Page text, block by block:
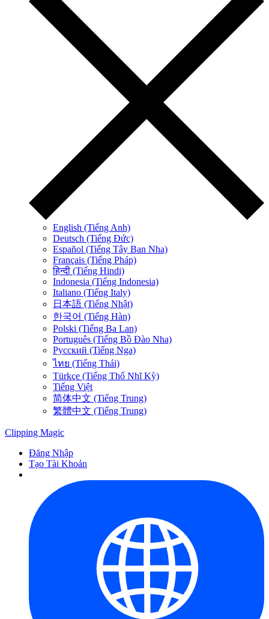
English (Tiếng Anh)
Deutsch (Tiếng Đức)
Español (Tiếng Tây Ban Nha)
Français (Tiếng Pháp)
हिन्दी (Tiếng Hindi)
Indonesia (Tiếng Indonesia)
Italiano (Tiếng Italy)
日本語 (Tiếng Nhật)
한국어 (Tiếng Hàn)
Polski (Tiếng Ba Lan)
Português (Tiếng Bồ Đào Nha)
Русский (Tiếng Nga)
ไทย (Tiếng Thái)
Türkçe (Tiếng Thổ Nhĩ Kỳ)
Tiếng Việt
简体中文 (Tiếng Trung)
繁體中文 (Tiếng Trung)
Clipping Magic
Đăng Nhập
Tạo Tài Khoản